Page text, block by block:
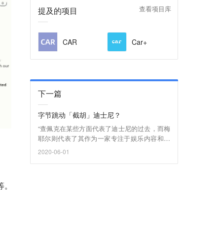
提及的项目 查看项目库
CAR Car+
下一篇
字节跳动「截胡」迪士尼？
​“查佩克在某些方面代表了迪士尼的过去，而梅
耶尔则代表了其作为一家专注于娱乐内容和流
媒体公司的未来”
2020-06-01